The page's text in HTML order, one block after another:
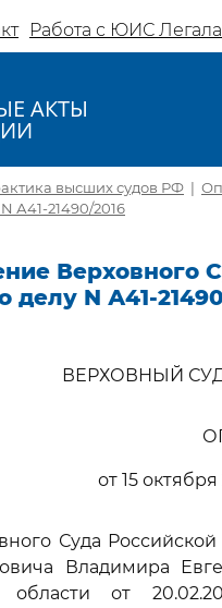
Работа с ЮИС
АКТЫ
высших судов РФ |
А41-21490/2016
Верховного
делу N А41-
ВЕРХОВНЫЙ
от 15 октября
Суда
Владимира
области от